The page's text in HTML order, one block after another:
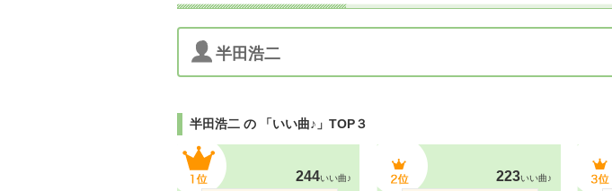
半田浩二
半田浩二 の 「いい曲♪」TOP３
244いい曲♪ 223いい曲♪